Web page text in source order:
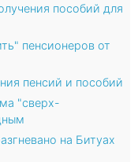
пособий для
пенсионеров от
пенсий и пособий
"сверх-
на Битуах